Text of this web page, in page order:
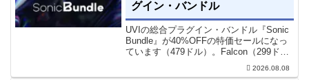
グイン・バンドル
UVIの総合プラグイン・バンドル『Sonic
Bundle』が40%OFFの特価セールになっ
ています（479ドル）。Falcon（299ド
ル）も入っています。UVI Sonic Bundle
Sale - 40% OFF＊セール終了予定日：...
2026.08.08